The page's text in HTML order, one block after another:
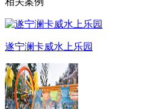
遂宁澜卡威水上乐园